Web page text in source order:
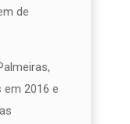
de
em 2016 e